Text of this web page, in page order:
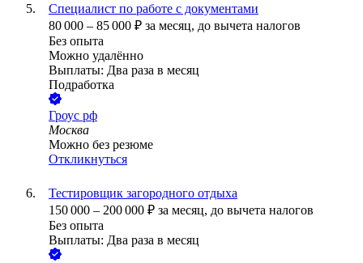
Специалист по работе с документами
80 000 – 85 000 ₽ за месяц, до вычета налогов
Без опыта
Можно удалённо
Выплаты: Два раза в месяц
Подработка
Гроус рф
Москва
Можно без резюме
Откликнуться
Тестировщик загородного отдыха
150 000 – 200 000 ₽ за месяц, до вычета налогов
Без опыта
Выплаты: Два раза в месяц